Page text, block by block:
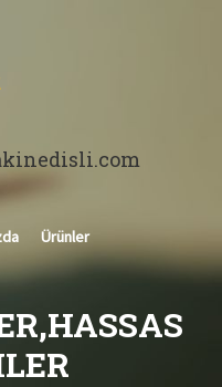
Ürünler